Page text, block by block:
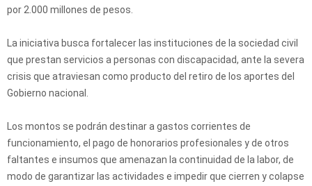
por 2.000 millones de pesos.
La iniciativa busca fortalecer las instituciones de la sociedad civil
que prestan servicios a personas con discapacidad, ante la severa
crisis que atraviesan como producto del retiro de los aportes del
Gobierno nacional.
Los montos se podrán destinar a gastos corrientes de
funcionamiento, el pago de honorarios profesionales y de otros
faltantes e insumos que amenazan la continuidad de la labor, de
modo de garantizar las actividades e impedir que cierren y colapse